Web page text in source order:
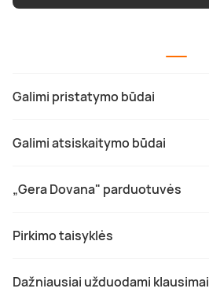
Galimi pristatymo būdai
Galimi atsiskaitymo būdai
„Gera Dovana" parduotuvės
Pirkimo taisyklės
Dažniausiai užduodami klausimai